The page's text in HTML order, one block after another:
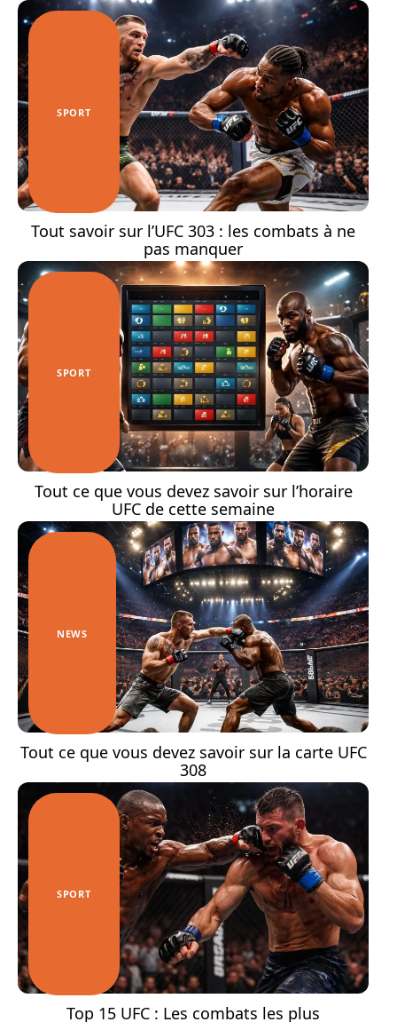
SPORT
Tout savoir sur l’UFC 303 : les combats à ne
pas manquer
SPORT
Tout ce que vous devez savoir sur l’horaire
UFC de cette semaine
NEWS
Tout ce que vous devez savoir sur la carte UFC
308
SPORT
Top 15 UFC : Les combats les plus